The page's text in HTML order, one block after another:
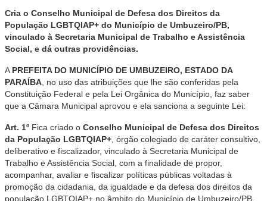
Cria o Conselho Municipal de Defesa dos Direitos da
População LGBTQIAP+ do Município de Umbuzeiro/PB,
vinculado à Secretaria Municipal de Trabalho e Assistência
Social, e dá outras providências.
A PREFEITA DO MUNICÍPIO DE UMBUZEIRO, ESTADO DA
PARAÍBA , no uso das atribuições que lhe são conferidas pela
Constituição Federal e pela Lei Orgânica do Município, faz saber
que a Câmara Municipal aprovou e ela sanciona a seguinte Lei:
Art. 1º Fica criado o Conselho Municipal de Defesa dos Direitos
da População LGBTQIAP+ , órgão colegiado de caráter consultivo,
deliberativo e fiscalizador, vinculado à Secretaria Municipal de
Trabalho e Assistência Social, com a finalidade de propor,
acompanhar, avaliar e fiscalizar políticas públicas voltadas à
promoção da cidadania, da igualdade e da defesa dos direitos da
população LGBTQIAP+ no âmbito do Município de Umbuzeiro/PB.